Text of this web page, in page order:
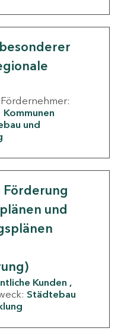
Fördernehmer:
Kommunen
und
Förderung
und
Kunden
Städtebau